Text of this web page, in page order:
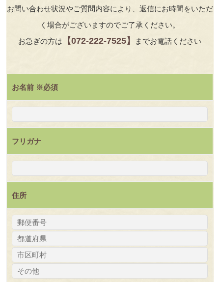
お問い合わせ状況やご質問内容により、返信にお時間をいただ
く場合がございますのでご了承ください。
お急ぎの方は
【072-222-7525】 までお電話ください
お名前 ※必須
フリガナ
住所